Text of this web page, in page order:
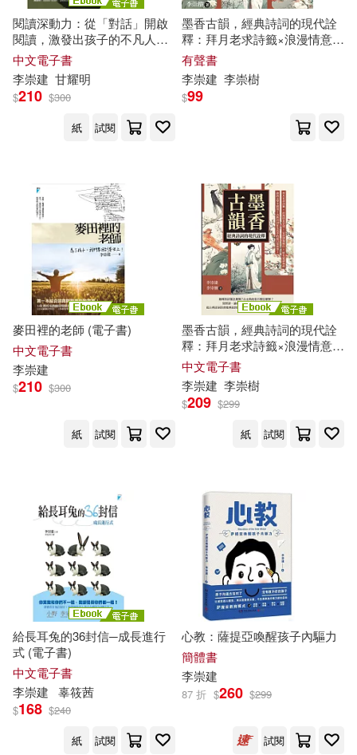
閱讀深動力：從「對話」開啟
閱讀，激發出孩子的不凡人生
(電子書)
中文電子書
李崇建 甘耀明
$210 $300
紙
試閱
墨香古韻，經典詩詞的現代詮
釋：拜月老求詩籤×浪漫情意表
達×家族排輩順位×姓名避諱典
故……誰說文學不實用?古典詩
詞在生活中的超日常客串! (有
聲書)
有聲書
李崇建 李崇樹
$99
麥田裡的老師 (電子書)
中文電子書
李崇建
$210 $300
紙 試閱
墨香古韻，經典詩詞的現代詮
釋：拜月老求詩籤×浪漫情意表
達×家族排輩順位×姓名避諱典
故……誰說文學不實用?古典詩
詞在生活中的超日常客串! (電
子書)
中文電子書
李崇建 李崇樹
$209 $299
紙
試閱
給長耳兔的36封信─成長進行
式 (電子書)
中文電子書
李崇建 辜筱茜
$168 $240
紙
試閱
心教：薩提亞喚醒孩子內驅力
簡體書
李崇建
87 折 $260 $299
試閱